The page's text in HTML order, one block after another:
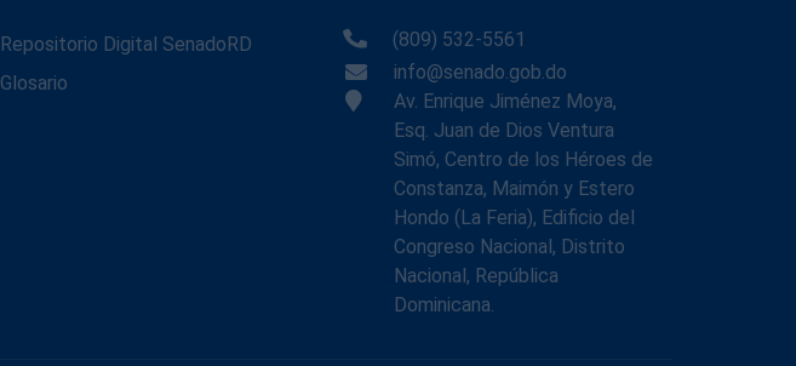
Repositorio Digital SenadoRD
Glosario
(809) 532-5561
info@senado.gob.do
Av. Enrique Jiménez Moya,
Esq. Juan de Dios Ventura
Simó, Centro de los Héroes de
Constanza, Maimón y Estero
Hondo (La Feria), Edificio del
Congreso Nacional, Distrito
Nacional, República
Dominicana.